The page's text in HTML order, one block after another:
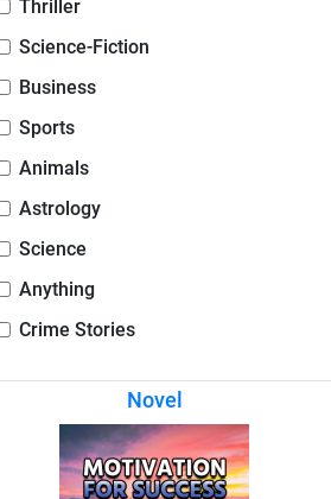
Thriller
Science-Fiction
Business
Sports
Animals
Astrology
Science
Anything
Crime Stories
Novel